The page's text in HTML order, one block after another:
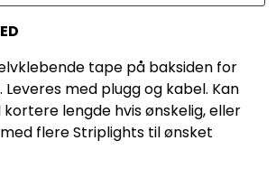
tape på baksiden for
med plugg og kabel. Kan
lengde hvis ønskelig, eller
flere Striplights til ønsket